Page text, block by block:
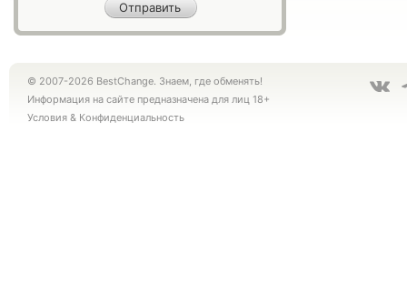
© 2007-2026 BestChange. Знаем, где обменять!
Информация на сайте предназначена для лиц 18+
Условия & Конфиденциальность